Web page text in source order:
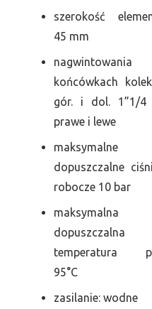
szerokość
45 mm
końcówkach
gór. i dol. 1”1/4
prawe i lewe
maksymalne
dopuszczalne
robocze 10 bar
maksymalna
dopuszczalna
temperatura
95°C
zasilanie: wodne